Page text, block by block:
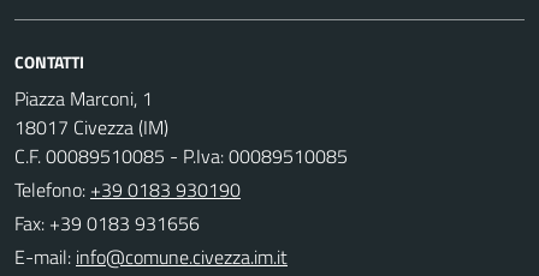
CONTATTI
Piazza Marconi, 1
18017 Civezza (IM)
C.F. 00089510085 - P.Iva: 00089510085
Telefono: +39 0183 930190
Fax: +39 0183 931656
E-mail: